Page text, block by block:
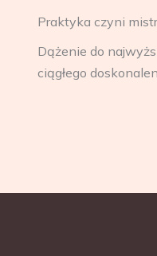
Praktyka czyni
Dążenie do
ciągłego